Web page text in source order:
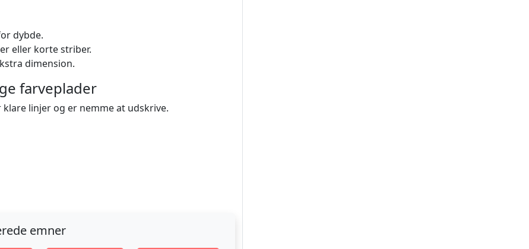
dybde.
eller korte striber.
dimension.
farveplader
linjer og er nemme at udskrive.
emner